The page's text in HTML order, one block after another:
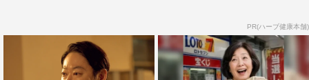
佐々木は、過去に阿部の主演映画「シャイロックの子供た
ち」（2023年）にも出演。しかし共演シーンがなかった
ため、実際に2人で芝居をするのは『医龍-Team Medical
PR(ハーブ健康本舗)